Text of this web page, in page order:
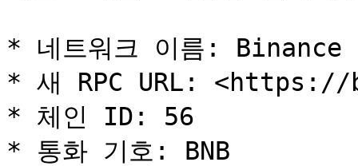
* 네트워크 이름: Binance
* 새 RPC URL:
* 체인 ID: 56
* 통화 기호: BNB